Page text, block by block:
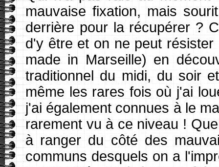
mauvaise fixation, mais
derrière pour la récupérer ?
d'y être et on ne peut
made in Marseille) en
traditionnel du midi, du soir
même les rares fois où j'ai
j'ai également connues à le
rarement vu à ce niveau !
à ranger du côté des
communs desquels on a